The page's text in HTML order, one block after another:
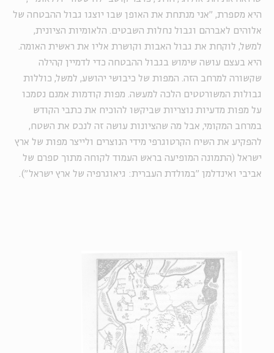
היא מספרת, ״אני מנתחת את האופן שבו יוצגו גבול ההבטחה של
אלוהים לאברהם וגבול נחלות השבטים. הלאומיות הציונית,
למשל, לוקחת את גבול האבות וקושרת אליו את ראשית האומה.
היא בעצם עושה שימוש בגבול ההבטחה כדי לדמיין קהילה
שקשורה למרחב הזה. המפות של כיבושי יהושע, למשל, כוללות
גבולות המשורטטים הלכה למעשה. מפות קודמות אמנם נסמכו
על מפות מדעיות נוצריות שביקשו להוכיח את כתבי הקודש
במרחב המקומי, אבל מה שהציונות עושה זה לנכס את השטח,
להפקיע את השיח הקרטוגרפי מידי הנוצרים ולייצר מפות של ארץ
ישראל (התמונה המופיעה בראש העמוד לקוחה מתוך ספרם של
אביבי ואינדלמן "במולדת העברית: גיאוגרפיה של ארץ ישראל").